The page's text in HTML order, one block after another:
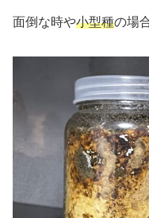
面倒な時や小型種の場